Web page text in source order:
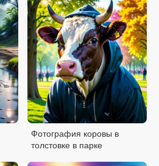
Фотография коровы в
толстовке в парке